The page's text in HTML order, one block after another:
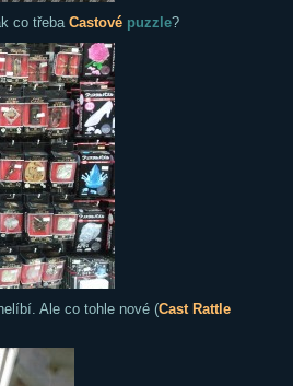
co třeba Castové puzzle?
Ale co tohle nové (Cast Rattle